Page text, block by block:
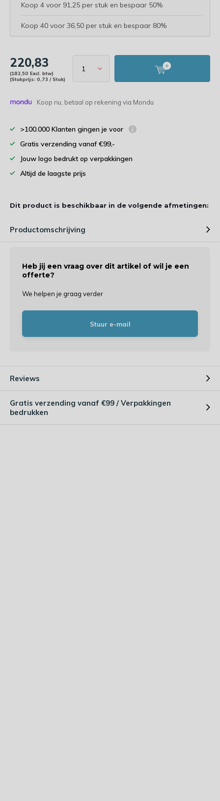
Koop 4 voor 91,25 per stuk en bespaar 50%
Koop 40 voor 36,50 per stuk en bespaar 80%
220,83
(182,50 Excl. btw)
(Stukprijs: 0,73 / Stuk)
Koop nu, betaal op rekening via Mondu
>100.000 Klanten gingen je voor
Gratis verzending vanaf €99,-
Jouw logo bedrukt op verpakkingen
Altijd de laagste prijs
Dit product is beschikbaar in de volgende afmetingen:
Productomschrijving
Heb jij een vraag over dit artikel of wil je een
offerte?
We helpen je graag verder
Stuur e-mail
Reviews
Gratis verzending vanaf €99 / Verpakkingen
bedrukken